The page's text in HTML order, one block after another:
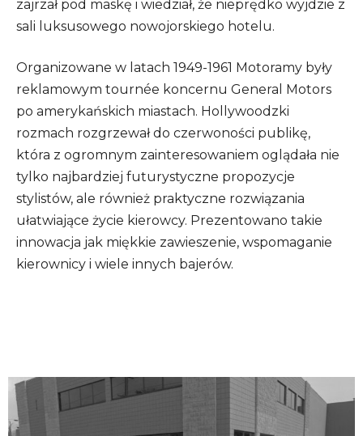
zajrzał pod maskę i wiedział, że nieprędko wyjdzie z
sali luksusowego nowojorskiego hotelu.
Organizowane w latach 1949-1961 Motoramy były
reklamowym tournée koncernu General Motors
po amerykańskich miastach. Hollywoodzki
rozmach rozgrzewał do czerwoności publikę,
która z ogromnym zainteresowaniem oglądała nie
tylko najbardziej futurystyczne propozycje
stylistów, ale również praktyczne rozwiązania
ułatwiające życie kierowcy. Prezentowano takie
innowacja jak miękkie zawieszenie, wspomaganie
kierownicy i wiele innych bajerów.